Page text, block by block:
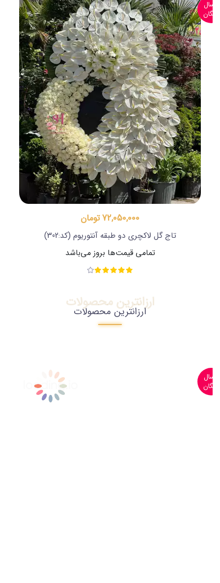
ارسال
رایگان
67,450,000 تومان
تاج گل سه طبقه لاکچری(کد:471)
تمامی قیمت‌ها بروز می‌باشد
ارزانترین محصولات
ارزانترین محصولات
ارسال
رایگان